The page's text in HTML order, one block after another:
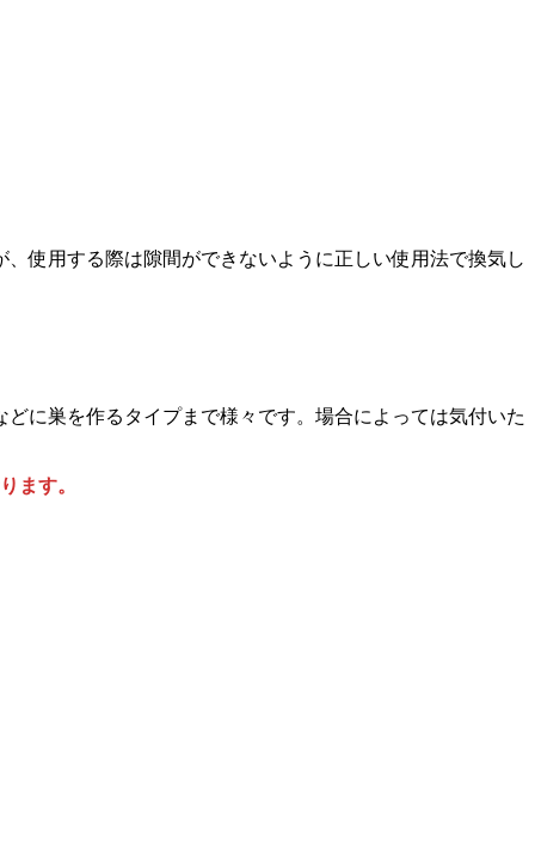
使用する際は隙間ができないように正しい使用法で換気し
に巣を作るタイプまで様々です。場合によっては気付いた
ます。